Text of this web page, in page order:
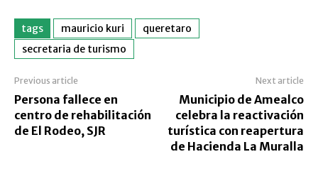
tags mauricio kuri
queretaro
secretaria de turismo
Previous article
Persona fallece en
centro de rehabilitación
de El Rodeo, SJR
Next article
Municipio de Amealco
celebra la reactivación
turística con reapertura
de Hacienda La Muralla